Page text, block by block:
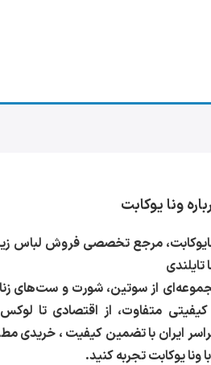
ونا یوکابت
مرجع تخصصی فروش لباس زیر
تایلندی
از سوتین، شورت و ست‌های
کیفیتی متفاوت، از اقتصادی تا
ایران با تضمین کیفیت ، خریدی
با ونا یوکابت تجربه کنید.